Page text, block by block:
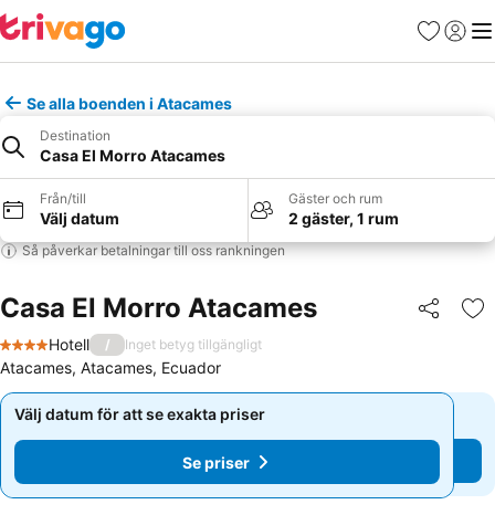
Favoriter
Logga
Se alla boenden i Atacames
Destination
Casa El Morro Atacames
Från/till
Välj datum
Gäster och rum
2 gäster, 1 rum
Så påverkar betalningar till oss rankningen
Casa El Morro Atacames Dela
4 Stjärnor
Hotell / Inget betyg tillgängligt
Atacames, Atacames, Ecuador
Välj datum för att se exakta priser
Se priser
Välj datum för att se exakta priser
Se priser